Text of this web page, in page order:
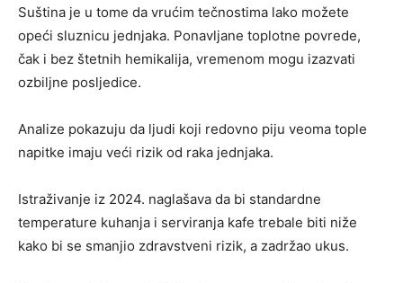
Suština je u tome da vrućim tečnostima lako možete
opeći sluznicu jednjaka. Ponavljane toplotne povrede,
čak i bez štetnih hemikalija, vremenom mogu izazvati
ozbiljne posljedice.
Analize pokazuju da ljudi koji redovno piju veoma tople
napitke imaju veći rizik od raka jednjaka.
Istraživanje iz 2024. naglašava da bi standardne
temperature kuhanja i serviranja kafe trebale biti niže
kako bi se smanjio zdravstveni rizik, a zadržao ukus.